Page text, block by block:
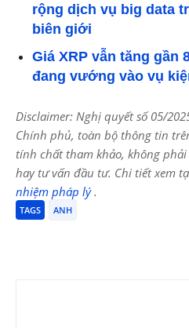
rộng dịch vụ big data
biên giới
Giá XRP vẫn tăng gần
đang vướng vào vụ
Disclaimer: Nghị quyết số 05/
Chính phủ, toàn bộ thông tin
tính chất tham khảo, không
hay tư vấn đầu tư. Chi tiết xem
nhiệm pháp lý.
TAGS ANH